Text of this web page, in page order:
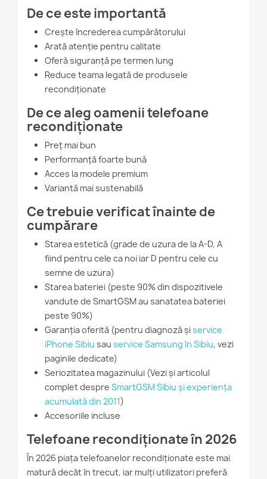
De ce este importantă
Crește încrederea cumpărătorului
Arată atenție pentru calitate
Oferă siguranță pe termen lung
Reduce teama legată de produsele
recondiționate
De ce aleg oamenii telefoane
recondiționate
Preț mai bun
Performanță foarte bună
Acces la modele premium
Variantă mai sustenabilă
Ce trebuie verificat înainte de
cumpărare
Starea estetică (grade de uzura de la A-D, A
fiind pentru cele ca noi iar D pentru cele cu
semne de uzura)
Starea bateriei (peste 90% din dispozitivele
vandute de SmartGSM au sanatatea bateriei
peste 90%)
Garanția oferită (pentru diagnoză șiservice
iPhone Sibiu sau service Samsung în Sibiu, vezi
paginile dedicate)
Seriozitatea magazinului (Vezi și articolul
complet despre SmartGSM Sibiu și experiența
acumulată din 2011)
Accesoriile incluse
Telefoane recondiționate în 2026
În 2026 piața telefoanelor recondiționate este mai
matură decât în trecut, iar mulți utilizatori preferă